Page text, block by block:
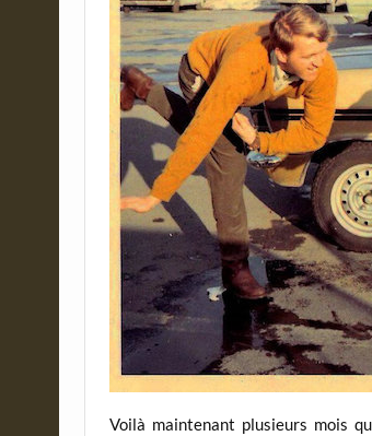
Voilà maintenant plusieurs mois